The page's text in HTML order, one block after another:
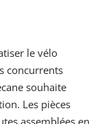
le vélo
concurrents
souhaite
Les pièces